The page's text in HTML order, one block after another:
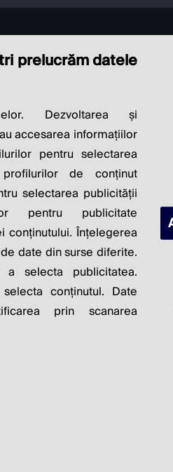
OF
de cookie Politica de
prelucrăm datele
Dezvoltarea și
accesarea informațiilor
pentru selectarea
de conținut
selectarea publicității
pentru publicitate
conținutului. Înțelegerea
date din surse diferite.
selecta publicitatea.
conținutul. Date
prin scanarea